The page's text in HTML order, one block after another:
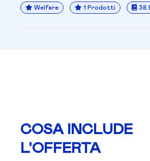
Welfare 1 Prodotti 38
COSA INCLUDE
L'OFFERTA